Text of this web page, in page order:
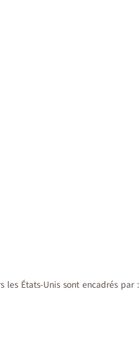
les États-Unis sont encadrés par :